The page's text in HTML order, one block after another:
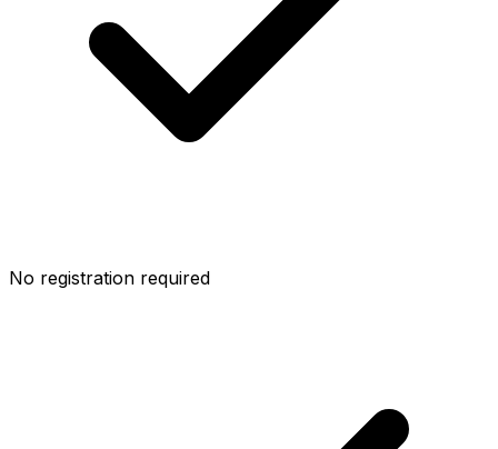
No registration required